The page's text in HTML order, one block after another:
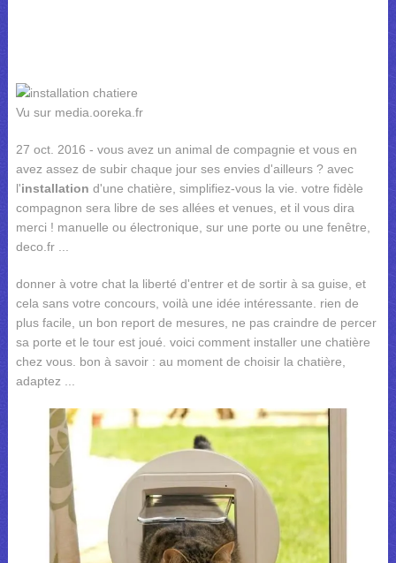
Vu sur media.ooreka.fr
27 oct. 2016 - vous avez un animal de compagnie et vous en
avez assez de subir chaque jour ses envies d'ailleurs ? avec
l'installation d'une chatière, simplifiez-vous la vie. votre fidèle
compagnon sera libre de ses allées et venues, et il vous dira
merci ! manuelle ou électronique, sur une porte ou une fenêtre,
deco.fr ...
donner à votre chat la liberté d'entrer et de sortir à sa guise, et
cela sans votre concours, voilà une idée intéressante. rien de
plus facile, un bon report de mesures, ne pas craindre de percer
sa porte et le tour est joué. voici comment installer une chatière
chez vous. bon à savoir : au moment de choisir la chatière,
adaptez ...